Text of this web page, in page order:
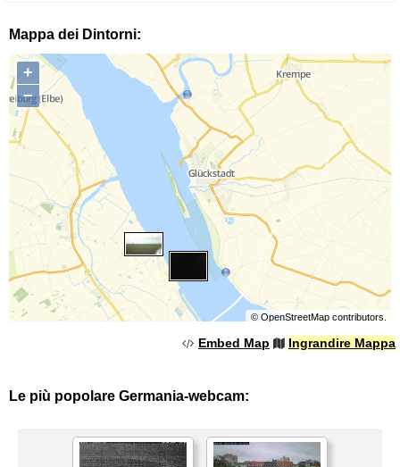
Mappa dei Dintorni:
+
−
© OpenStreetMapcontributors.
Embed Map Ingrandire Mappa
Le più popolare Germania-webcam: